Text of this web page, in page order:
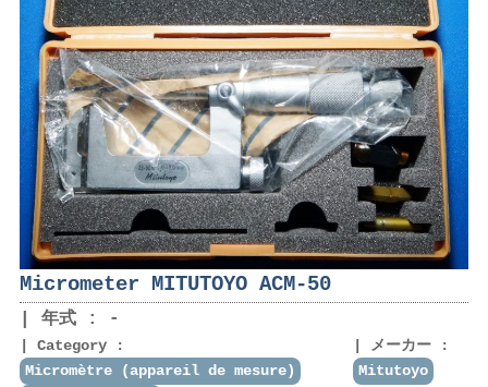
Micrometer MITUTOYO ACM-50
年式 : -
Category :
Micromètre (appareil de mesure)
メーカー :
Mitutoyo